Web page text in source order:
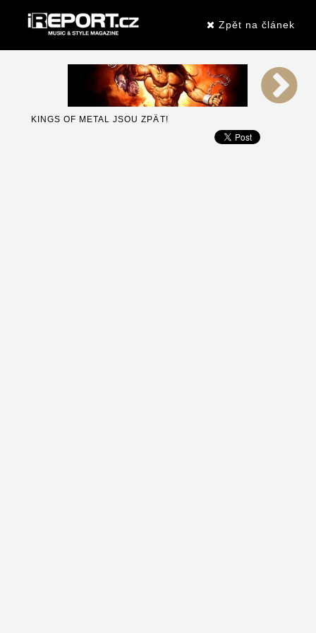
Zpět na článek
KINGS OF METAL JSOU ZPÄT!